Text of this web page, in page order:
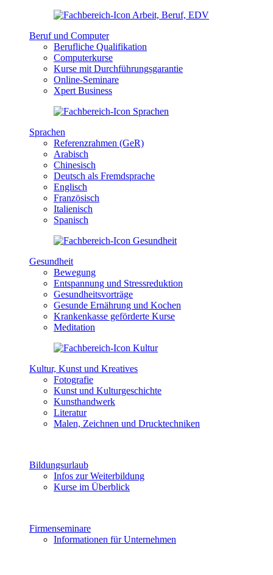
Beruf und Computer
Berufliche Qualifikation
Computerkurse
Kurse mit Durchführungsgarantie
Online-Seminare
Xpert Business
Sprachen
Referenzrahmen (GeR)
Arabisch
Chinesisch
Deutsch als Fremdsprache
Englisch
Französisch
Italienisch
Spanisch
Gesundheit
Bewegung
Entspannung und Stressreduktion
Gesundheitsvorträge
Gesunde Ernährung und Kochen
Krankenkasse geförderte Kurse
Meditation
Kultur, Kunst und Kreatives
Fotografie
Kunst und Kulturgeschichte
Kunsthandwerk
Literatur
Malen, Zeichnen und Drucktechniken
Bildungsurlaub
Infos zur Weiterbildung
Kurse im Überblick
Firmenseminare
Informationen für Unternehmen